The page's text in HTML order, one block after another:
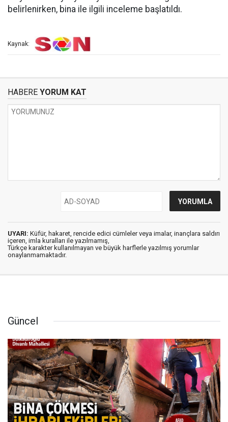
belirlenirken, bina ile ilgili inceleme başlatıldı.
Kaynak:
HABERE YORUM KAT
UYARI: Küfür, hakaret, rencide edici cümleler veya imalar, inançlara saldırı
içeren, imla kuralları ile yazılmamış,
Türkçe karakter kullanılmayan ve büyük harflerle yazılmış yorumlar
onaylanmamaktadır.
Güncel